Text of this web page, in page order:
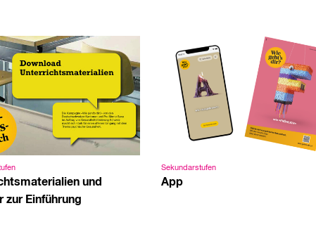
und
zur Einführung
Sekundarstufen
App